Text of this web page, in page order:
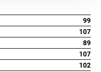
99
107
89
107
102